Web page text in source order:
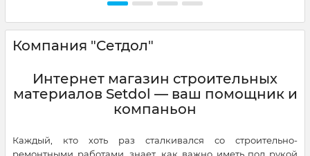
Компания "Сетдол"
Интернет магазин строительных
материалов Setdol — ваш помощник и
компаньон
Каждый, кто хоть раз сталкивался со строительно-